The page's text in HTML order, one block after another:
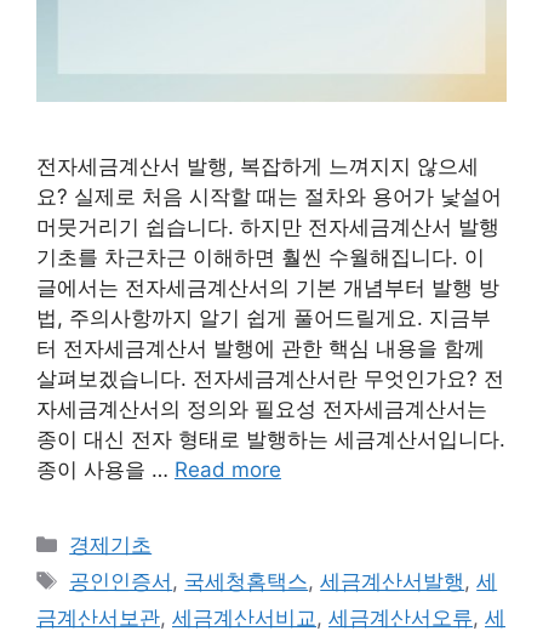
전자세금계산서 발행, 복잡하게 느껴지지 않으세
요? 실제로 처음 시작할 때는 절차와 용어가 낯설어
머뭇거리기 쉽습니다. 하지만 전자세금계산서 발행
기초를 차근차근 이해하면 훨씬 수월해집니다. 이
글에서는 전자세금계산서의 기본 개념부터 발행 방
법, 주의사항까지 알기 쉽게 풀어드릴게요. 지금부
터 전자세금계산서 발행에 관한 핵심 내용을 함께
살펴보겠습니다. 전자세금계산서란 무엇인가요? 전
자세금계산서의 정의와 필요성 전자세금계산서는
종이 대신 전자 형태로 발행하는 세금계산서입니다.
종이 사용을 … Read more
Categories
경제기초
Tags
공인인증서 , 국세청홈택스,세금계산서발행 ,세
금계산서보관, 세금계산서비교 , 세금계산서오류, 세